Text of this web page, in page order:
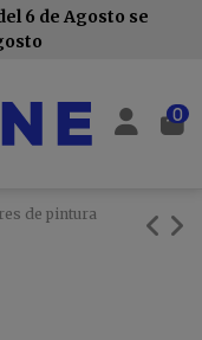
6 de Agosto se
0
de pintura